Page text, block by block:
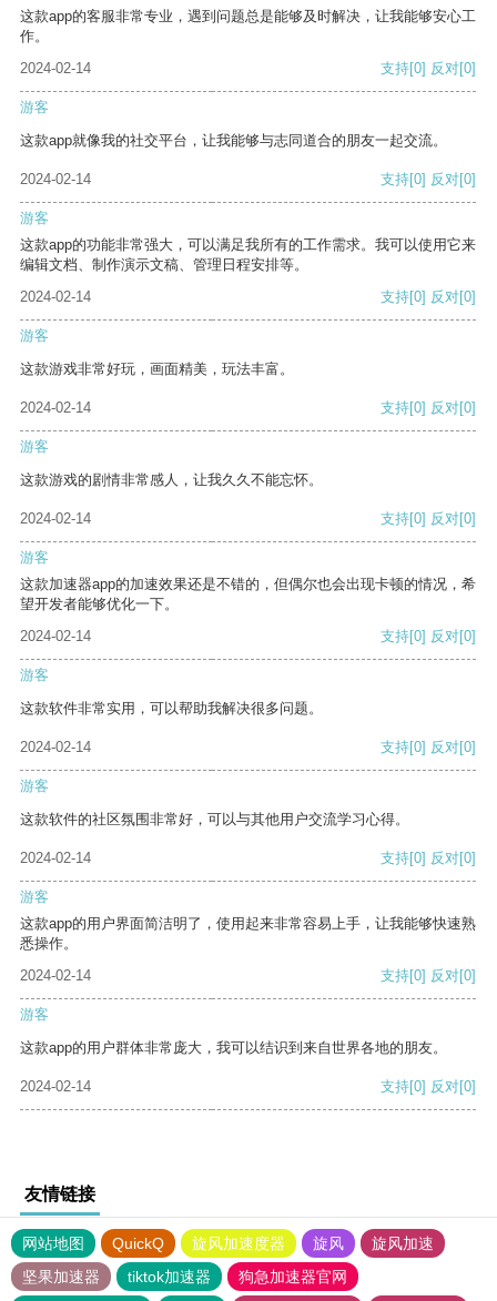
这款app的客服非常专业，遇到问题总是能够及时解决，让我能够安心工
作。
2024-02-14
支持[0] 反对[0]
游客
这款app就像我的社交平台，让我能够与志同道合的朋友一起交流。
2024-02-14 支持[0] 反对[0]
游客
这款app的功能非常强大，可以满足我所有的工作需求。我可以使用它来
编辑文档、制作演示文稿、管理日程安排等。
2024-02-14
支持[0] 反对[0]
游客
这款游戏非常好玩，画面精美，玩法丰富。
2024-02-14 支持[0] 反对[0]
游客
这款游戏的剧情非常感人，让我久久不能忘怀。
2024-02-14 支持[0] 反对[0]
游客
这款加速器app的加速效果还是不错的，但偶尔也会出现卡顿的情况，希
望开发者能够优化一下。
2024-02-14
支持[0] 反对[0]
游客
这款软件非常实用，可以帮助我解决很多问题。
2024-02-14 支持[0] 反对[0]
游客
这款软件的社区氛围非常好，可以与其他用户交流学习心得。
2024-02-14 支持[0] 反对[0]
游客
这款app的用户界面简洁明了，使用起来非常容易上手，让我能够快速熟
悉操作。
2024-02-14
支持[0] 反对[0]
游客
这款app的用户群体非常庞大，我可以结识到来自世界各地的朋友。
2024-02-14 支持[0] 反对[0]
友情链接
网站地图 QuickQ 旋风加速度器 旋风
旋风加速
坚果加速器
tiktok加速器 狗急加速器官网